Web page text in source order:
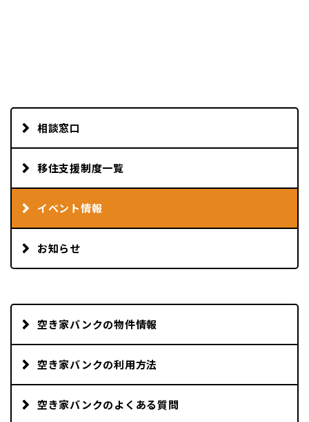
相談窓口
移住支援制度一覧
イベント情報
お知らせ
空き家バンクの物件情報
空き家バンクの利用方法
空き家バンクのよくある質問